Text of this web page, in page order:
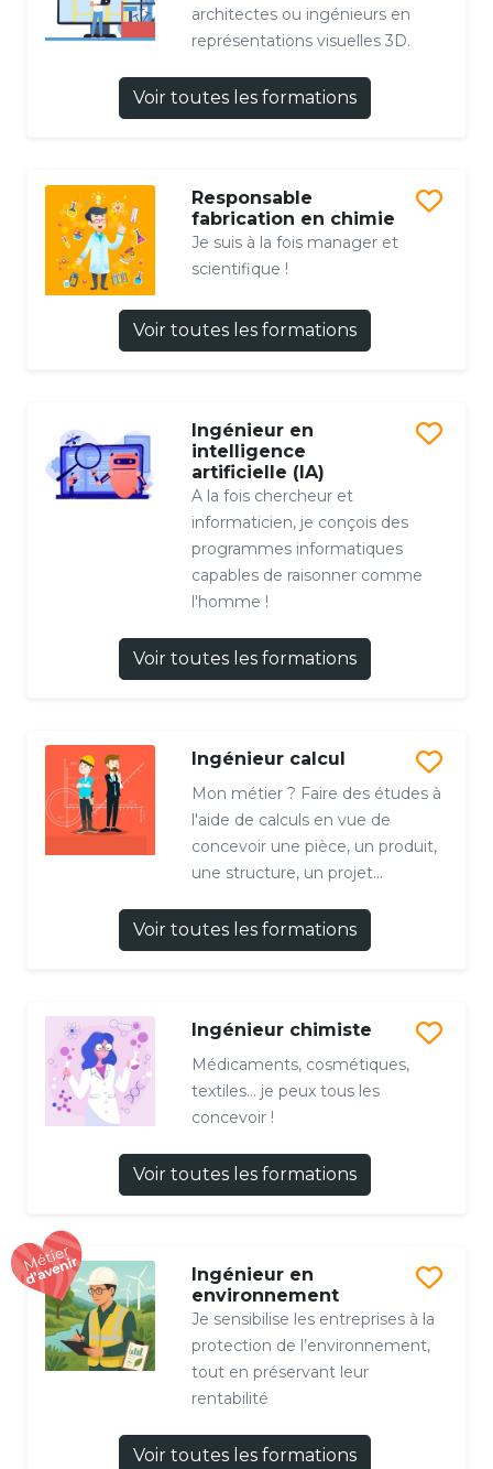
architectes ou ingénieurs en
représentations visuelles 3D.
Voir toutes les formations
Responsable
fabrication en chimie
Je suis à la fois manager et
scientifique !
Voir toutes les formations
Ingénieur en
intelligence
artificielle (IA)
A la fois chercheur et
informaticien, je conçois des
programmes informatiques
capables de raisonner comme
l'homme !
Voir toutes les formations
Ingénieur calcul
Mon métier ? Faire des études à
l'aide de calculs en vue de
concevoir une pièce, un produit,
une structure, un projet...
Voir toutes les formations
Ingénieur chimiste
Médicaments, cosmétiques,
textiles… je peux tous les
concevoir !
Voir toutes les formations
Ingénieur en
environnement
Je sensibilise les entreprises à la
protection de l’environnement,
tout en préservant leur
rentabilité
Voir toutes les formations